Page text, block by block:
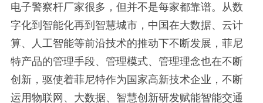
电子警察杆厂家很多，但并不是每家都靠谱。从数
字化到智能化再到智慧城市，中国在大数据、云计
算、人工智能等前沿技术的推动下不断发展，菲尼
特产品的管理手段、管理模式、管理理念也在不断
创新，驱使着菲尼特作为国家高新技术企业，不断
运用物联网、大数据、智慧创新研发赋能智能交通